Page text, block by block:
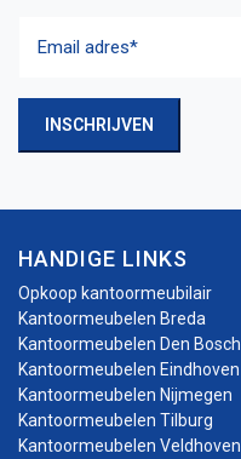
adres(Vereist)
INSCHRIJVEN
HANDIGE LINKS
Opkoop kantoormeubilair
Kantoormeubelen Breda
Kantoormeubelen Den Bosch
Kantoormeubelen Eindhoven
Kantoormeubelen Nijmegen
Kantoormeubelen Tilburg
Kantoormeubelen Veldhoven